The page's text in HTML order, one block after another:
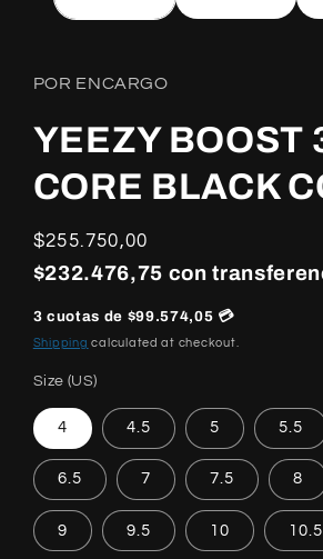
POR ENCARGO
YEEZY BOOST
CORE BLACK
Regular
price
$255.750,00
$232.476,75 con
3 cuotas de $99.574,05 💳
Shipping calculated at checkout.
Size (US)
4 4.5 5 5.5
6.5 7 7.5 8
9 9.5 10 10.5